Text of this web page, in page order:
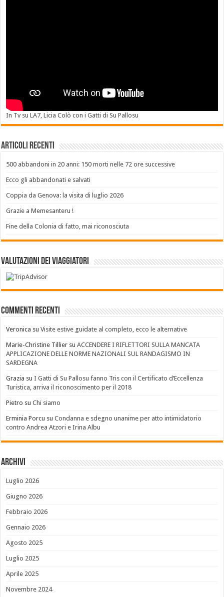
In Tv su LA7, Licia Colò con i Gatti di Su Pallosu
Articoli recenti
500 abbandoni in 20 anni: 150 morti nelle 72 ore successive
Ecco gli abbandonati e salvati
Coppia da Genova: la visita di luglio 2026
Grazie a Memesanteru !
Fine della Colonia di fatto, mai riconosciuta
Valutazioni dei Viaggiatori
Commenti recenti
Veronica suVisite estive guidate al completo, ecco le alternative
Marie-Christine Tillier suACCENDERE I RIFLETTORI SULLA MANCATA
APPLICAZIONE DELLE NORME NAZIONALI SUL RANDAGISMO IN
SARDEGNA
Grazia suI Gatti di Su Pallosu fanno Tris con il Certificato d’Eccellenza
Turistica, arriva il riconoscimento per il 2018
Pietro suChi siamo
Erminia Porcu suCondanna e sdegno unanime per atto intimidatorio
contro Andrea Atzori e Irina Albu
Archivi
Luglio 2026
Giugno 2026
Febbraio 2026
Gennaio 2026
Agosto 2025
Luglio 2025
Aprile 2025
Novembre 2024